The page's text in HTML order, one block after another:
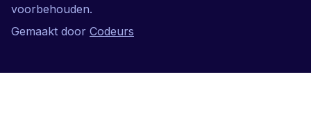
voorbehouden.
Gemaakt door Codeurs